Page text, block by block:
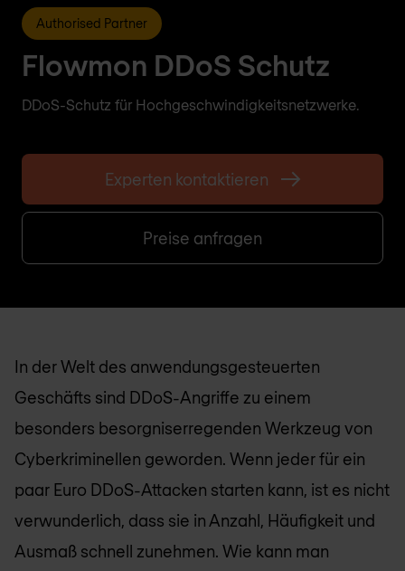
Authorised Partner
Flowmon DDoS Schutz
DDoS-Schutz für Hochgeschwindigkeitsnetzwerke.
Experten kontaktieren
Preise anfragen
In der Welt des anwendungsgesteuerten
Geschäfts sind DDoS-Angriffe zu einem
besonders besorgniserregenden Werkzeug von
Cyberkriminellen geworden. Wenn jeder für ein
paar Euro DDoS-Attacken starten kann, ist es nicht
verwunderlich, dass sie in Anzahl, Häufigkeit und
Ausmaß schnell zunehmen. Wie kann man